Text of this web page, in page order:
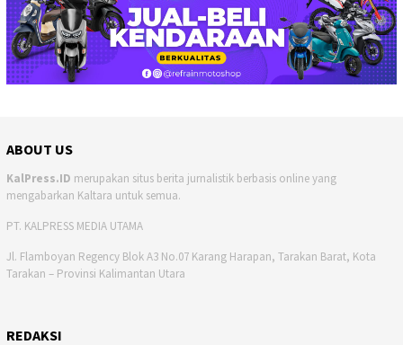
ABOUT US
KalPress.ID merupakan situs berita jurnalistik berbasis online yang
mengabarkan Kaltara untuk semua.
PT. KALPRESS MEDIA UTAMA
Jl. Flamboyan Regency Blok A3 No.07 Karang Harapan, Tarakan Barat, Kota
Tarakan – Provinsi Kalimantan Utara
REDAKSI